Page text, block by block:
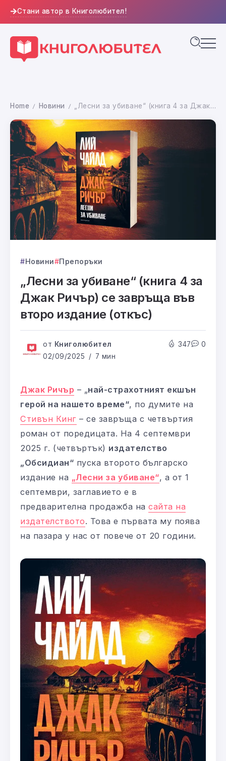
Стани автор в Книголюбител!
Home / Новини / „Лесни за убиване“ (книга 4 за Джак Ричър) се завръща във второ издание (откъс)
Новини Препоръки
„Лесни за убиване“ (книга 4 за
Джак Ричър) се завръща във
второ издание (откъс)
от Книголюбител
02/09/2025
7 мин
347 0
Джак Ричър – „най-страхотният екшън
герой на нашето време“, по думите на
Стивън Кинг – се завръща с четвъртия
роман от поредицата. На 4 септември
2025 г. (четвъртък) издателство
„Обсидиан“ пуска второто българско
издание на „Лесни за убиване“, а от 1
септември, заглавието е в
предварителна продажба на сайта на
издателството. Това е първата му поява
на пазара у нас от повече от 20 години.